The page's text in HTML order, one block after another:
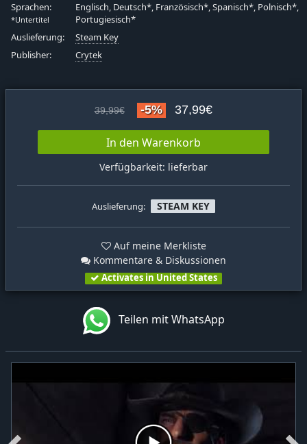
Sprachen:
*Untertitel
Englisch, Deutsch*, Französisch*, Spanisch*, Polnisch*,
Portugiesisch*
Auslieferung:
Steam Key
Publisher:
Crytek
39,99€ -5% 37,99€
In den Warenkorb
Verfügbarkeit: lieferbar
Auslieferung: STEAM KEY
Auf meine Merkliste
Kommentare & Diskussionen
Activates in United States
Teilen mit WhatsApp